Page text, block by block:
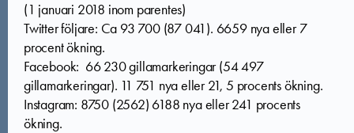
(1 januari 2018 inom parentes)
Twitter följare: Ca 93 700 (87 041). 6659 nya eller 7
procent ökning.
Facebook: 66 230 gillamarkeringar (54 497
gillamarkeringar). 11 751 nya eller 21, 5 procents ökning.
Instagram: 8750 (2562) 6188 nya eller 241 procents
ökning.